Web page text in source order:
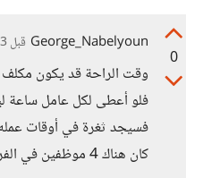
0
George_Nabelyoun قبل 3 أشهر
وقت الراحة قد يكون
كان هناك 4 موظفين في الفرع ب4 ساعات متفرقة.